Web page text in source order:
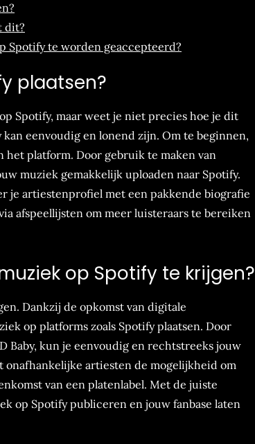
dit?
Spotify te worden geaccepteerd?
plaatsen?
Spotify, maar weet je niet precies hoe je dit
eenvoudig en lonend zijn. Om te beginnen,
platform. Door gebruik te maken van
muziek gemakkelijk uploaden naar Spotify.
je artiestenprofiel met een pakkende biografie
afspeellijsten om meer luisteraars te bereiken
op Spotify te krijgen?
Dankzij de opkomst van digitale
op platforms zoals Spotify plaatsen. Door
Baby, kun je eenvoudig en rechtstreeks jouw
artiesten de mogelijkheid om
van een platenlabel. Met de juiste
op Spotify publiceren en jouw fanbase laten